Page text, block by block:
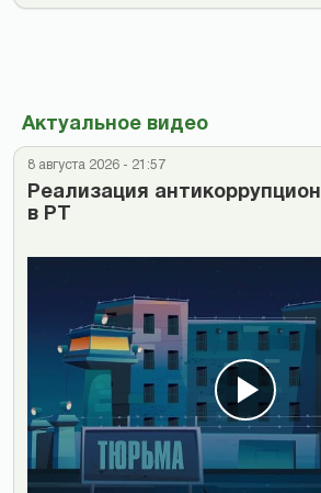
Актуальное видео
8 августа 2026 - 21:57
Реализация
в РТ